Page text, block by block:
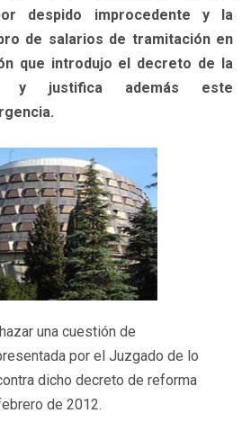
despido improcedente y la
de salarios de tramitación en
que introdujo el decreto de la
y justifica además este
una cuestión de
por el Juzgado de lo
dicho decreto de reforma
de 2012.